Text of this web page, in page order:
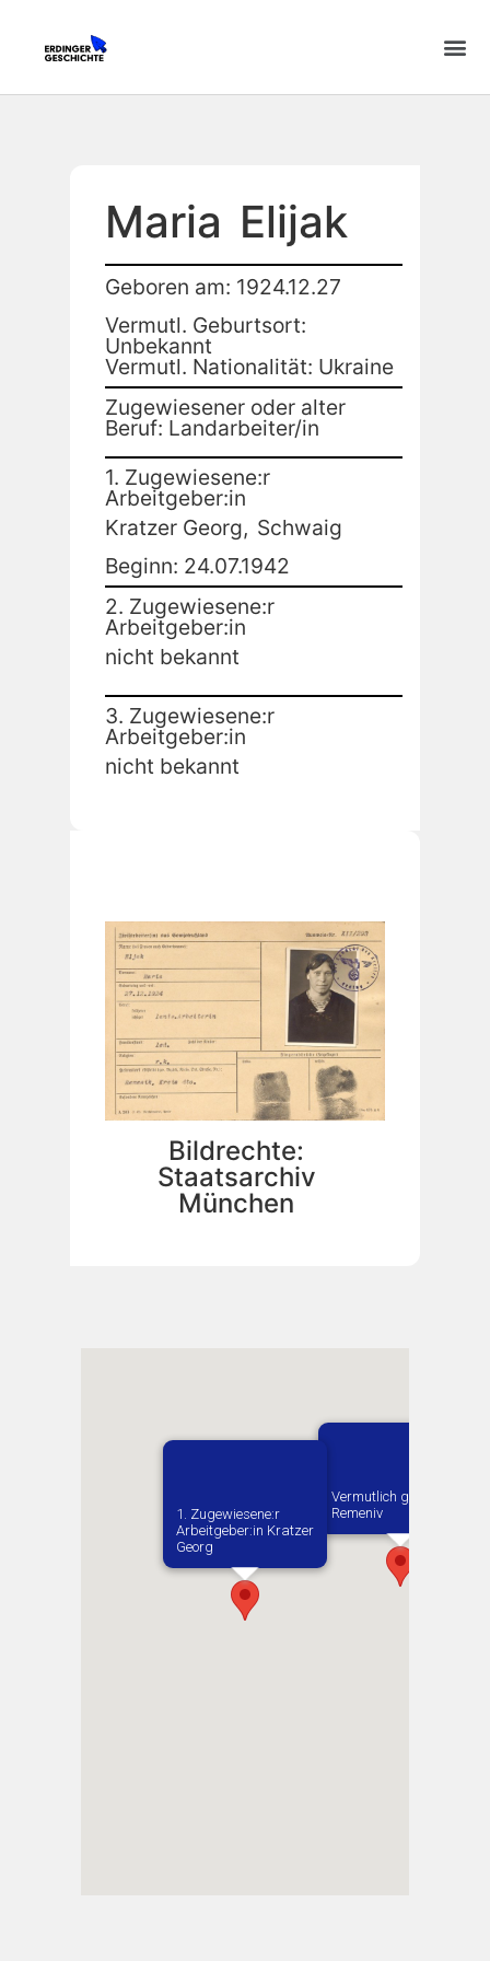
Maria Elijak
Geboren am: 1924.12.27
Vermutl. Geburtsort:
Unbekannt
Vermutl. Nationalität: Ukraine
Zugewiesener oder alter
Beruf: Landarbeiter/in
1. Zugewiesene:r
Arbeitgeber:in
Kratzer Georg, Schwaig
Beginn: 24.07.1942
2. Zugewiesene:r
Arbeitgeber:in
nicht bekannt
3. Zugewiesene:r
Arbeitgeber:in
nicht bekannt
Bildrechte:
Staatsarchiv
München
Vermutlich geboren in
Remeniv
1. Zugewiesene:r
Arbeitgeber:in​ Kratzer
Georg